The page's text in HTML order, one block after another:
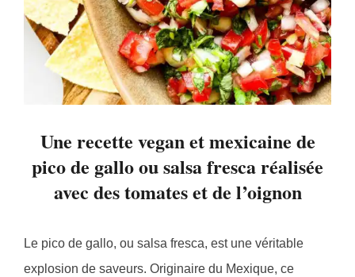
Une recette vegan et mexicaine de
pico de gallo ou salsa fresca réalisée
avec des tomates et de l’oignon
Le pico de gallo, ou salsa fresca, est une véritable
explosion de saveurs. Originaire du Mexique, ce